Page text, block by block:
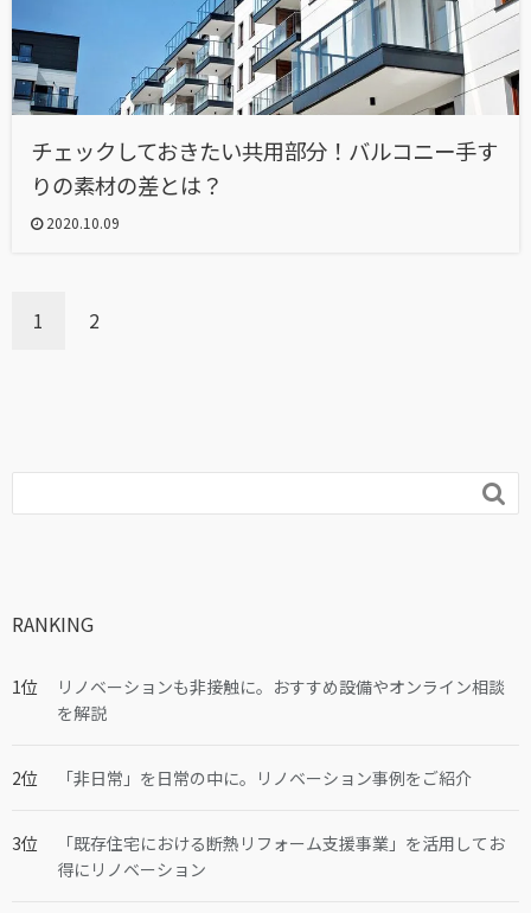
チェックしておきたい共用部分！バルコニー手す
りの素材の差とは？
2020.10.09
1 2

RANKING
リノベーションも非接触に。おすすめ設備やオンライン相談
を解説
「非日常」を日常の中に。リノベーション事例をご紹介
「既存住宅における断熱リフォーム支援事業」を活用してお
得にリノベーション